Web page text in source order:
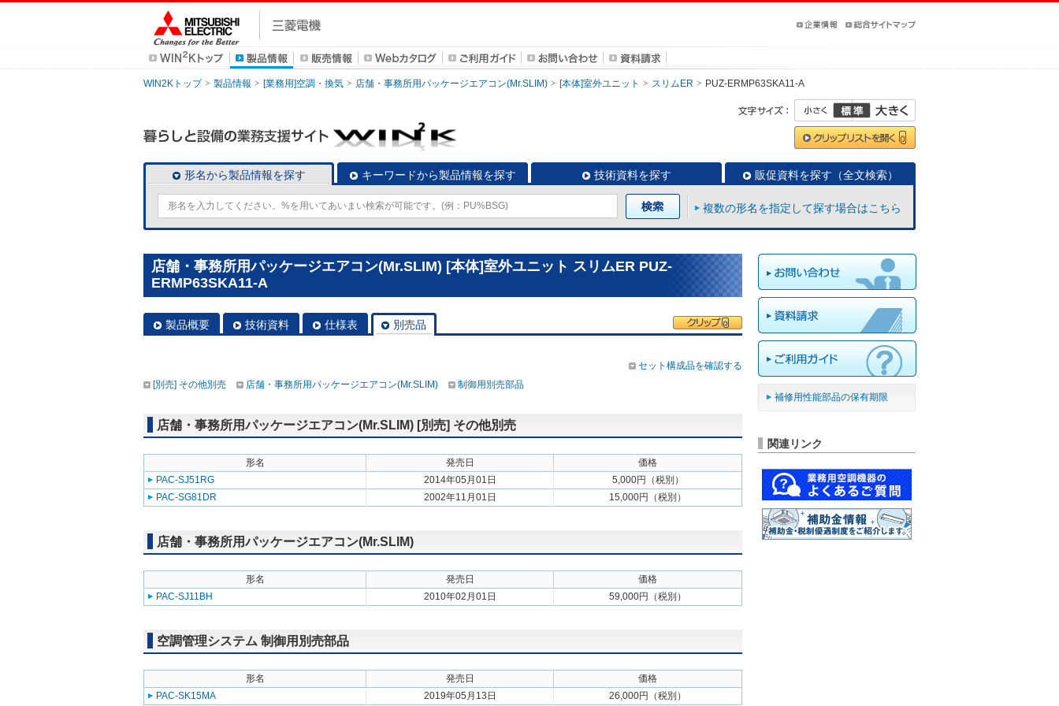
WIN2Kトップ 製品情報 [業務用]空調・換気 店舗・事務所用パッケージエアコン(Mr.SLIM) [本体]室外ユニット スリムER PUZ-ERMP63SKA11-A
形名から製品情報を探す キーワードから製品情報を探す 技術資料を探す 販促資料を探す（全文検索）
複数の形名を指定して探す場合はこちら
店舗・事務所用パッケージエアコン(Mr.SLIM) [本体]室外ユニット スリムER PUZ-
ERMP63SKA11-A
製品概要 技術資料 仕様表 別売品
セット構成品を確認する
[別売] その他別売
店舗・事務所用パッケージエアコン(Mr.SLIM) 制御用別売部品
店舗・事務所用パッケージエアコン(Mr.SLIM) [別売] その他別売
形名 発売日
価格
PAC-SJ51RG
2014年05月01日
5,000円（税別）
PAC-SG81DR
2002年11月01日 15,000円（税別）
店舗・事務所用パッケージエアコン(Mr.SLIM)
形名 発売日
価格
PAC-SJ11BH
2010年02月01日 59,000円（税別）
空調管理システム 制御用別売部品
形名 発売日
価格
PAC-SK15MA
2019年05月13日 26,000円（税別）
補修用性能部品の保有期限
関連リンク